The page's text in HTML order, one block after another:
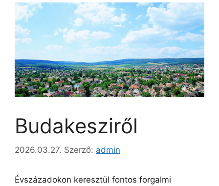
Budakesziről
2026.03.27. Szerző: admin
Évszázadokon keresztül fontos forgalmi